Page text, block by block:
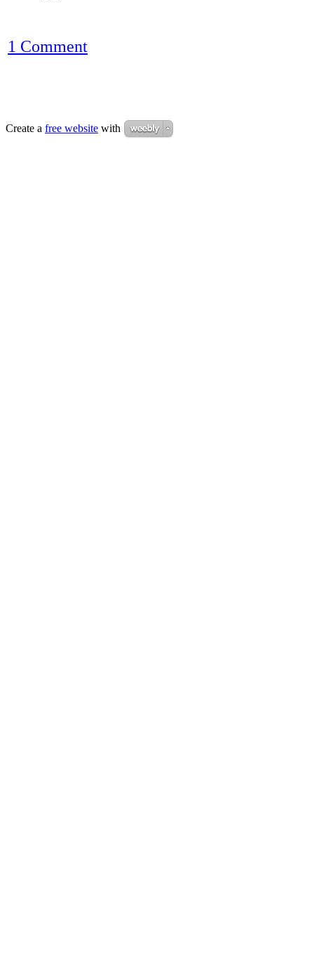
1 Comment
Create a free website with